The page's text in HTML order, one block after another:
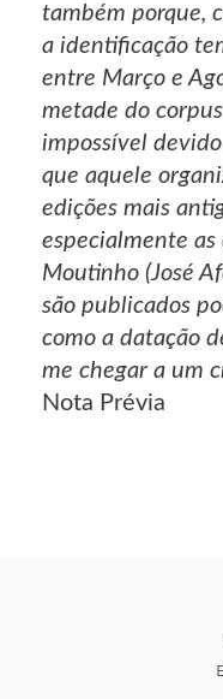
também porque,
a identificação
entre Março e
metade do
impossível
que aquele
edições mais
especialmente
Moutinho (José
são publicados
como a datação
me chegar a um
Nota Prévia